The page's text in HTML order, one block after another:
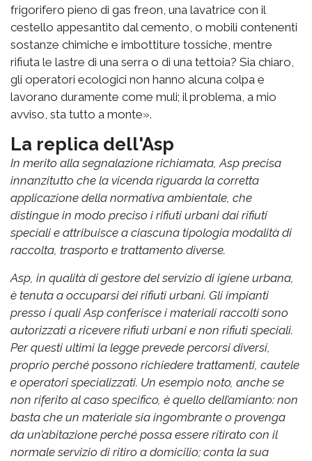
frigorifero pieno di gas freon, una lavatrice con il
cestello appesantito dal cemento, o mobili contenenti
sostanze chimiche e imbottiture tossiche, mentre
rifiuta le lastre di una serra o di una tettoia? Sia chiaro,
gli operatori ecologici non hanno alcuna colpa e
lavorano duramente come muli; il problema, a mio
avviso, sta tutto a monte».
La replica dell'Asp
In merito alla segnalazione richiamata, Asp precisa
innanzitutto che la vicenda riguarda la corretta
applicazione della normativa ambientale, che
distingue in modo preciso i rifiuti urbani dai rifiuti
speciali e attribuisce a ciascuna tipologia modalità di
raccolta, trasporto e trattamento diverse.
Asp, in qualità di gestore del servizio di igiene urbana,
è tenuta a occuparsi dei rifiuti urbani. Gli impianti
presso i quali Asp conferisce i materiali raccolti sono
autorizzati a ricevere rifiuti urbani e non rifiuti speciali.
Per questi ultimi la legge prevede percorsi diversi,
proprio perché possono richiedere trattamenti, cautele
e operatori specializzati. Un esempio noto, anche se
non riferito al caso specifico, è quello dell’amianto: non
basta che un materiale sia ingombrante o provenga
da un’abitazione perché possa essere ritirato con il
normale servizio di ritiro a domicilio; conta la sua